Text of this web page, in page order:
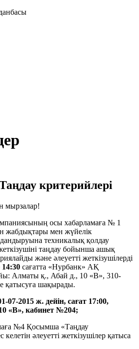
критерийлері
мырзалар!
осы хабарламаға № 1
жабдықтары мен жүйелік
техникалық қолдау
таңдау бойынша ашық
және әлеуетті жеткізушілерді
14:30 сағатта «Нурбанк» АҚ
Алматы қ., Абай д., 10 «В», 310-
қатысуға шақырады.
2015 ж. дейін, сағат 17:00,
«В», кабинет №204;
№4 Қосымша «Таңдау
келетін әлеуетті жеткізушілер қатыса